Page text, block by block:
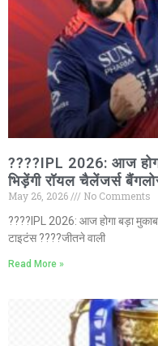
????IPL 2026: आज
भिड़ेंगी रॉयल चैलेंजर्स
May 26, 2026
No Comments
????IPL 2026: आज होगा बड़ा
टाइटंस ????जीतने वाली
Read More »